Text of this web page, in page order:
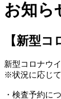
お知ら
【新型
新型コロナウ
※状況に応じ
・検査予約に